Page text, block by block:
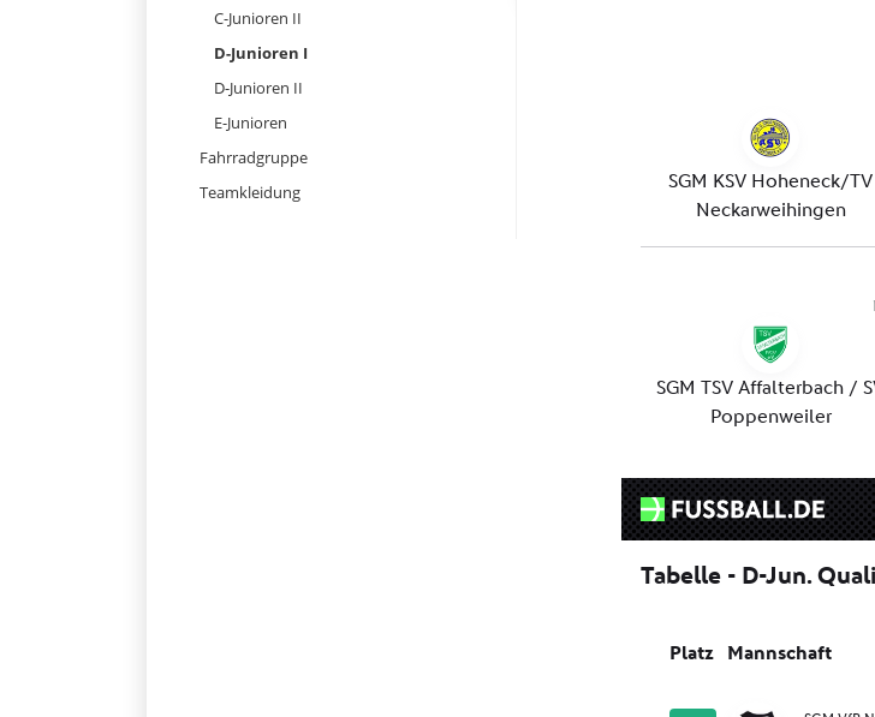
C-Junioren II
D-Junioren I
D-Junioren II
E-Junioren
Fahrradgruppe
Teamkleidung